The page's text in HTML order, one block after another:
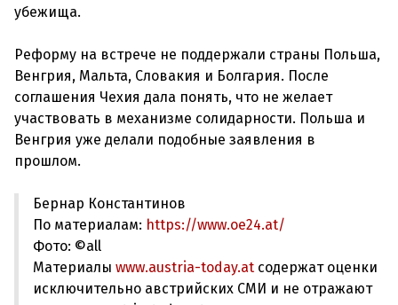
убежища.
Реформу на встрече не поддержали страны Польша,
Венгрия, Мальта, Словакия и Болгария. После
соглашения Чехия дала понять, что не желает
участвовать в механизме солидарности. Польша и
Венгрия уже делали подобные заявления в
Бернар Константинов
По материалам: https://www.oe24.at/
Фото: ©all
Материалы www.austria-today.at содержат оценки
исключительно австрийских СМИ и не отражают